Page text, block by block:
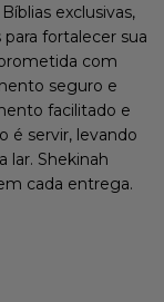
exclusivas,
fortalecer sua
com
seguro e
facilitado e
é servir, levando
lar. Shekinah
cada entrega.